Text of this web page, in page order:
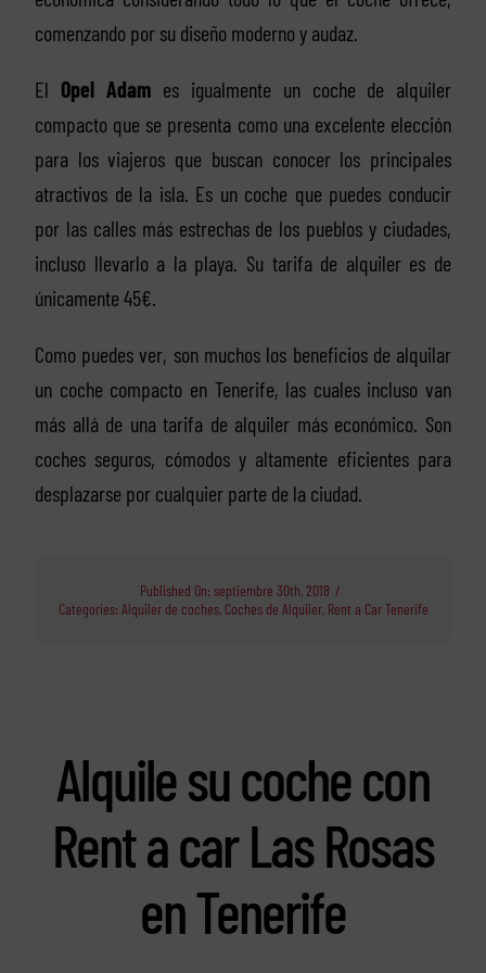
comenzando por su diseño moderno y audaz.
El Opel Adam es igualmente un coche de alquiler
compacto que se presenta como una excelente elección
para los viajeros que buscan conocer los principales
atractivos de la isla. Es un coche que puedes conducir
por las calles más estrechas de los pueblos y ciudades,
incluso llevarlo a la playa. Su tarifa de alquiler es de
únicamente 45€.
Como puedes ver, son muchos los beneficios de alquilar
un coche compacto en Tenerife, las cuales incluso van
más allá de una tarifa de alquiler más económico. Son
coches seguros, cómodos y altamente eficientes para
desplazarse por cualquier parte de la ciudad.
Published On: septiembre 30th, 2018 /
Categories: Alquiler de coches, Coches de Alquiler, Rent a Car Tenerife
Alquile su coche con
Rent a car Las Rosas
en Tenerife